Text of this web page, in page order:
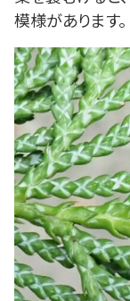
模様があります。